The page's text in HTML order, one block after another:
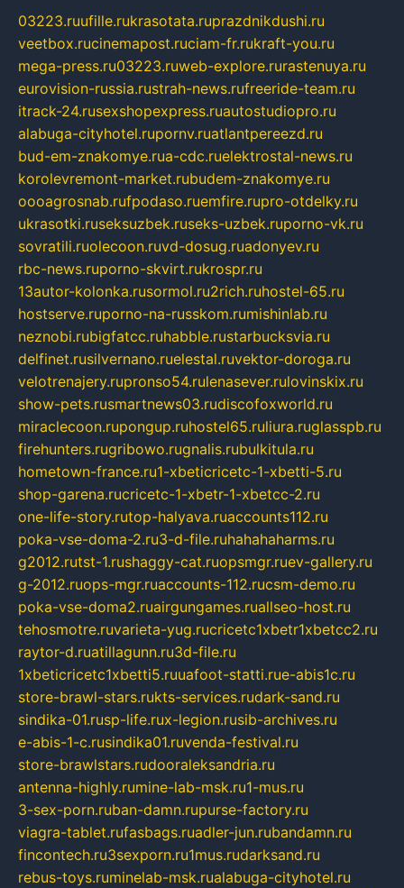
03223.ruufille.rukrasotata.ruprazdnikdushi.ru
veetbox.rucinemapost.ruciam-fr.rukraft-you.ru
mega-press.ru03223.ruweb-explore.rurastenuya.ru
eurovision-russia.rustrah-news.rufreeride-team.ru
itrack-24.rusexshopexpress.ruautostudiopro.ru
alabuga-cityhotel.rupornv.ruatlantpereezd.ru
bud-em-znakomye.rua-cdc.ruelektrostal-news.ru
korolevremont-market.rubudem-znakomye.ru
oooagrosnab.rufpodaso.ruemfire.rupro-otdelky.ru
ukrasotki.ruseksuzbek.ruseks-uzbek.ruporno-vk.ru
sovratili.ruolecoon.ruvd-dosug.ruadonyev.ru
rbc-news.ruporno-skvirt.rukrospr.ru
13autor-kolonka.rusormol.ru2rich.ruhostel-65.ru
hostserve.ruporno-na-russkom.rumishinlab.ru
neznobi.rubigfatcc.ruhabble.rustarbucksvia.ru
delfinet.rusilvernano.ruelestal.ruvektor-doroga.ru
velotrenajery.rupronso54.rulenasever.rulovinskix.ru
show-pets.rusmartnews03.rudiscofoxworld.ru
miraclecoon.rupongup.ruhostel65.ruliura.ruglasspb.ru
firehunters.rugribowo.rugnalis.rubulkitula.ru
hometown-france.ru1-xbeticricetc-1-xbetti-5.ru
shop-garena.rucricetc-1-xbetr-1-xbetcc-2.ru
one-life-story.rutop-halyava.ruaccounts112.ru
poka-vse-doma-2.ru3-d-file.ruhahahaharms.ru
g2012.rutst-1.rushaggy-cat.ruopsmgr.ruev-gallery.ru
g-2012.ruops-mgr.ruaccounts-112.rucsm-demo.ru
poka-vse-doma2.ruairgungames.ruallseo-host.ru
tehosmotre.ruvarieta-yug.rucricetc1xbetr1xbetcc2.ru
raytor-d.ruatillagunn.ru3d-file.ru
1xbeticricetc1xbetti5.ruuafoot-statti.rue-abis1c.ru
store-brawl-stars.rukts-services.rudark-sand.ru
sindika-01.rusp-life.rux-legion.rusib-archives.ru
e-abis-1-c.rusindika01.ruvenda-festival.ru
store-brawlstars.rudooraleksandria.ru
antenna-highly.rumine-lab-msk.ru1-mus.ru
3-sex-porn.ruban-damn.rupurse-factory.ru
viagra-tablet.rufasbags.ruadler-jun.rubandamn.ru
fincontech.ru3sexporn.ru1mus.rudarksand.ru
rebus-toys.ruminelab-msk.rualabuga-cityhotel.ru